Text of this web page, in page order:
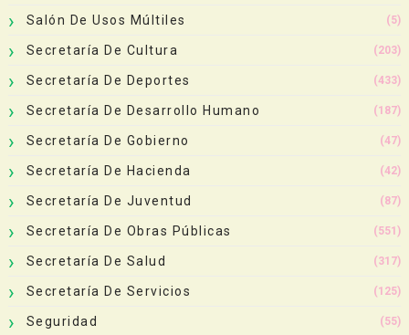
Salón De Usos Múltiles (5)
Secretaría De Cultura (203)
Secretaría De Deportes (433)
Secretaría De Desarrollo Humano (187)
Secretaría De Gobierno (47)
Secretaría De Hacienda (42)
Secretaría De Juventud (87)
Secretaría De Obras Públicas (551)
Secretaría De Salud (317)
Secretaría De Servicios (125)
Seguridad (55)